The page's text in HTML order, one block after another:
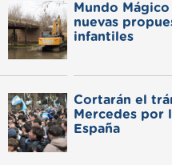
Mundo
nuevas
infantiles
Cortarán el
Mercedes por
España